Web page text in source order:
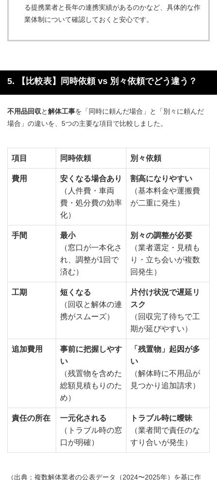
る提携業者と長年の連携実績があるのかなど、具体的な作
業体制について確認しておくと安心です。
5. 【比較表】同時依頼 vs 別々依頼でどう違う？
不用品回収と解体工事を「同時に頼んだ場合」と「別々に頼んだ
場合」の違いを、5つの主要な項目で比較しました。
項目 同時依頼 別々依頼
費用
安くなる場合あり
（人件費・車両
費・処分費の効率
化）
割高になりやすい
（基本料金や運搬費
が二重に発生）
手間
最小
（窓口が一本化さ
れ、調整が1回で
済む）
別々の調整が必要
（業者選定・見積も
り・立ち会いが複数
回発生）
工期
短くなる
（回収と解体の連
携がスムーズ）
片付け状況で遅延リ
スク
（回収完了待ちで工
期が延びやすい）
追加費用
事前に把握しやす
い
（残置物を含めた
総額見積もりのた
め）
「残置物」起因が多
い
（解体時に不用品が
見つかり追加請求）
責任の所在
一元化される
（トラブル時の窓
口が明確）
トラブル時に曖昧
（業者間で責任のな
すり合いが発生）
（出典：複数解体業者の公表データ（2024〜2025年）を基に作